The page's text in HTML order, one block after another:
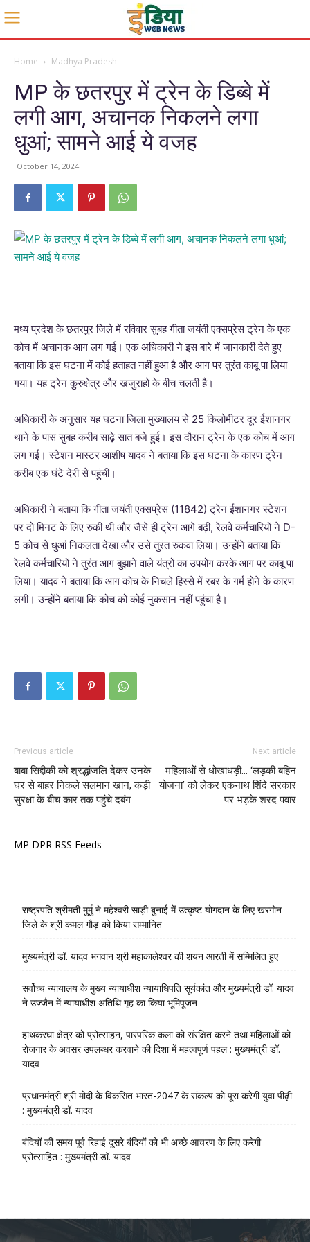
Home Madhya Pradesh
MP के छतरपुर में ट्रेन के डिब्बे में
लगी आग, अचानक निकलने लगा
धुआं; सामने आई ये वजह
October 14, 2024
मध्य प्रदेश के छतरपुर जिले में रविवार सुबह गीता जयंती एक्सप्रेस ट्रेन के एक
कोच में अचानक आग लग गई। एक अधिकारी ने इस बारे में जानकारी देते हुए
बताया कि इस घटना में कोई हताहत नहीं हुआ है और आग पर तुरंत काबू पा लिया
गया। यह ट्रेन कुरुक्षेत्र और खजुराहो के बीच चलती है।
अधिकारी के अनुसार यह घटना जिला मुख्यालय से 25 किलोमीटर दूर ईशानगर
थाने के पास सुबह करीब साढ़े सात बजे हुई। इस दौरान ट्रेन के एक कोच में आग
लग गई। स्टेशन मास्टर आशीष यादव ने बताया कि इस घटना के कारण ट्रेन
करीब एक घंटे देरी से पहुंची।
अधिकारी ने बताया कि गीता जयंती एक्सप्रेस (11842) ट्रेन ईशानगर स्टेशन
पर दो मिनट के लिए रुकी थी और जैसे ही ट्रेन आगे बढ़ी, रेलवे कर्मचारियों ने D-
5 कोच से धुआं निकलता देखा और उसे तुरंत रुकवा लिया। उन्होंने बताया कि
रेलवे कर्मचारियों ने तुरंत आग बुझाने वाले यंत्रों का उपयोग करके आग पर काबू पा
लिया। यादव ने बताया कि आग कोच के निचले हिस्से में रबर के गर्म होने के कारण
लगी। उन्होंने बताया कि कोच को कोई नुकसान नहीं पहुंचा है।
Previous article
बाबा सिद्दीकी को श्रद्धांजलि देकर उनके
घर से बाहर निकले सलमान खान, कड़ी
सुरक्षा के बीच कार तक पहुंचे दबंग
Next article
महिलाओं से धोखाधड़ी… ‘लड़की बहिन
योजना’ को लेकर एकनाथ शिंदे सरकार
पर भड़के शरद पवार
MP DPR RSS Feeds
राष्ट्रपति श्रीमती मुर्मु ने महेश्वरी साड़ी बुनाई में उत्कृष्ट योगदान के लिए खरगोन
जिले के श्री कमल गौड़ को किया सम्मानित
मुख्यमंत्री डॉ. यादव भगवान श्री महाकालेश्‍वर की शयन आरती में सम्मिलित हुए
सर्वोच्च न्यायालय के मुख्‍य न्‍यायाधीश न्यायाधिपति सूर्यकांत और मुख्यमंत्री डॉ. यादव
ने उज्जैन में न्यायाधीश अतिथि गृह का किया भूमिपूजन
हाथकरघा क्षेत्र को प्रोत्साहन, पारंपरिक कला को संरक्षित करने तथा महिलाओं को
रोजगार के अवसर उपलब्धर करवाने की दिशा में महत्वपूर्ण पहल : मुख्यमंत्री डॉ.
यादव
प्रधानमंत्री श्री मोदी के विकसित भारत-2047 के संकल्प को पूरा करेगी युवा पीढ़ी
: मुख्यमंत्री डॉ. यादव
बंदियों की समय पूर्व रिहाई दूसरे बंदियों को भी अच्छे आचरण के लिए करेगी
प्रोत्साहित : मुख्यमंत्री डॉ. यादव